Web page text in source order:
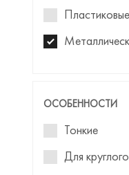
Dior
Einstoffen
Emilio Pucci
Emily Wu
ОСОБЕННОСТИ
Тонкие
Для